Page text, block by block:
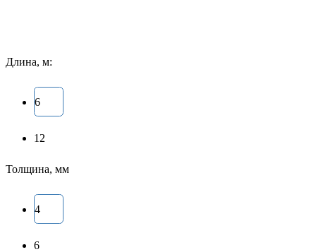
Длина, м:
6
12
Толщина, мм
4
6